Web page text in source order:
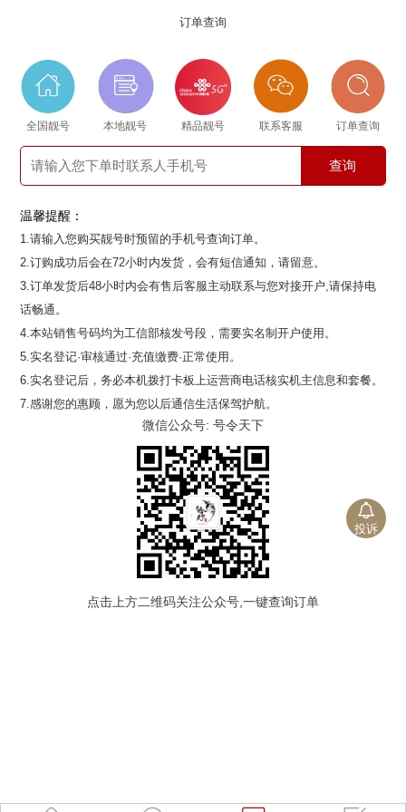
订单查询
全国靓号 本地靓号 精品靓号 联系客服 订单查询
温馨提醒：
1.请输入您购买靓号时预留的手机号查询订单。
2.订购成功后会在72小时内发货，会有短信通知，请留意。
3.订单发货后48小时内会有售后客服主动联系与您对接开户,请保持电
话畅通。
4.本站销售号码均为工信部核发号段，需要实名制开户使用。
5.实名登记·审核通过·充值缴费·正常使用。
6.实名登记后，务必本机拨打卡板上运营商电话核实机主信息和套餐。
7.感谢您的惠顾，愿为您以后通信生活保驾护航。
微信公众号: 号令天下
点击上方二维码关注公众号,一键查询订单
投诉